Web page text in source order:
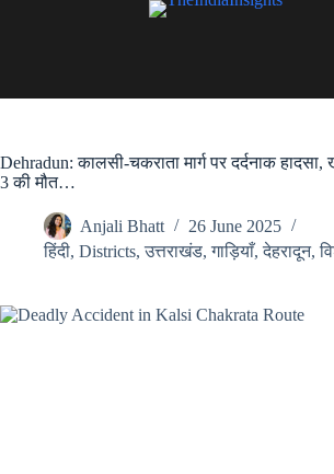
Dehradun: कालसी-चकराता मार्ग पर दर्दनाक हादसा,
3 की मौत…
Anjali Bhatt
26 June 2025
हिंदी, Districts,उत्तराखंड,गाड़ियाँ,देहरादून,